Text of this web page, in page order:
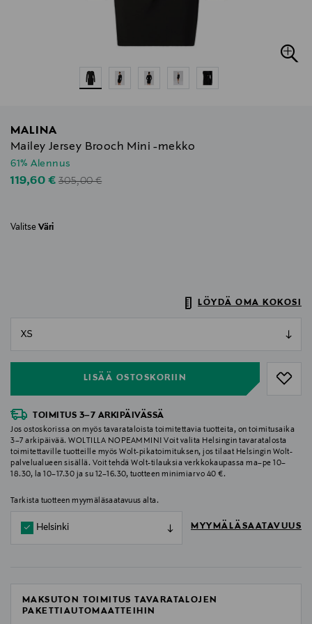
MALINA
Mailey Jersey Brooch Mini -mekko
61% Alennus
Discounted Price
119,60 €Original Price
305,00 €
Valitse Väri
LÖYDÄ OMA KOKOSI
LISÄÄ OSTOSKORIIN
TOIMITUS 3–7 ARKIPÄIVÄSSÄ
Jos ostoskorissa on myös tavarataloista toimitettavia tuotteita, on toimitusaika
3–7 arkipäivää. WOLTILLA NOPEAMMIN! Voit valita Helsingin tavaratalosta
toimitettaville tuotteille myös Wolt-pikatoimituksen, jos tilaat Helsingin Wolt-
palvelualueen sisällä. Voit tehdä Wolt-tilauksia verkkokaupassa ma–pe 10–
18.30, la 10–17.30 ja su 12–16.30, tuotteen minimiarvo 40 €.
Tarkista tuotteen myymäläsaatavuus alta.
Helsinki MYYMÄLÄSAATAVUUS
MAKSUTON TOIMITUS TAVARATALOJEN
PAKETTIAUTOMAATTEIHIN